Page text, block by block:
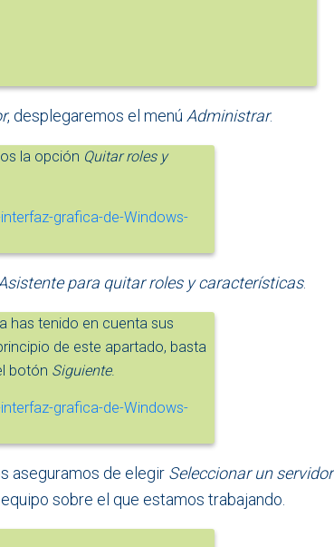
, desplegaremos el menú Administrar.
la opción Quitar roles y
para quitar roles y características.
has tenido en cuenta sus
de este apartado, basta
botón Siguiente.
aseguramos de elegir Seleccionar un servidor
sobre el que estamos trabajando.